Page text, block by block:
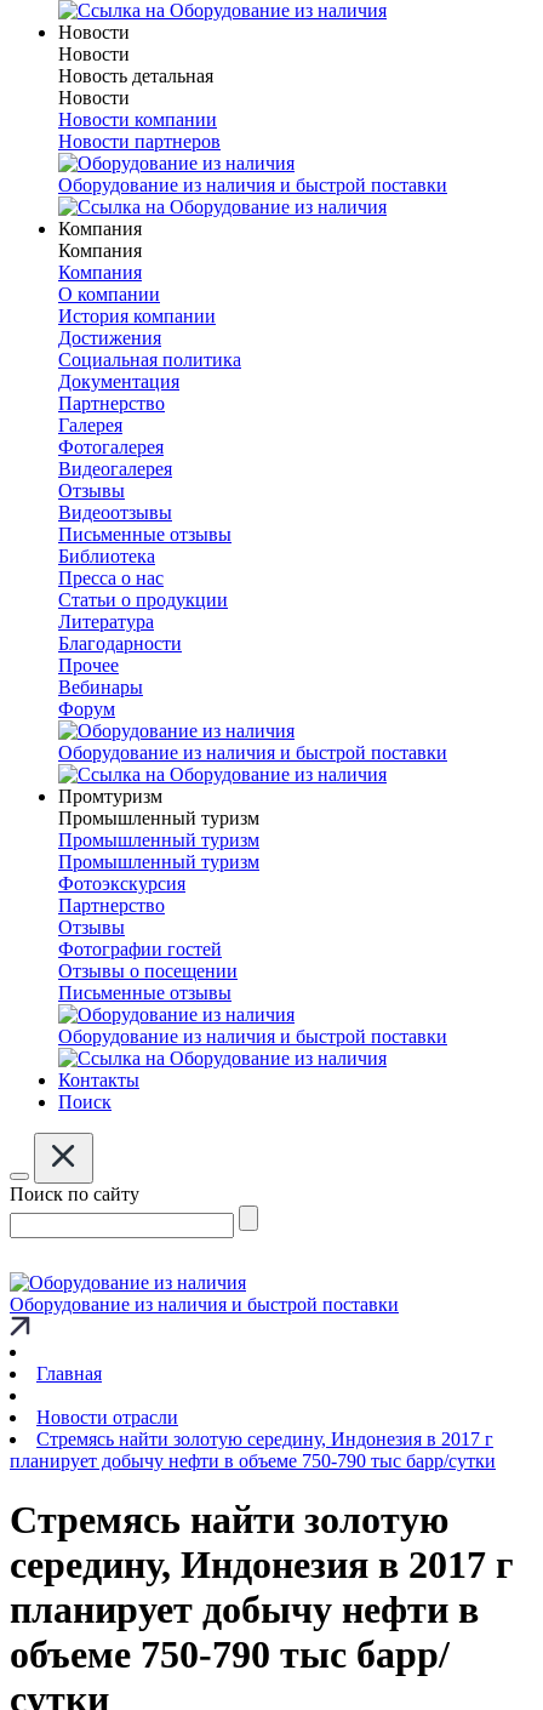
Новости
Новости
Новость детальная
Новости
Новости компании
Новости партнеров
Оборудование из наличия и быстрой поставки
Компания
Компания
Компания
О компании
История компании
Достижения
Социальная политика
Документация
Партнерство
Галерея
Фотогалерея
Видеогалерея
Отзывы
Видеоотзывы
Письменные отзывы
Библиотека
Пресса о нас
Статьи о продукции
Литература
Благодарности
Прочее
Вебинары
Форум
Оборудование из наличия и быстрой поставки
Промтуризм
Промышленный туризм
Промышленный туризм
Промышленный туризм
Фотоэкскурсия
Партнерство
Отзывы
Фотографии гостей
Отзывы о посещении
Письменные отзывы
Оборудование из наличия и быстрой поставки
Контакты
Поиск
Поиск по сайту
Оборудование из наличия и быстрой поставки
Главная
Новости отрасли
Стремясь найти золотую середину, Индонезия в 2017 г
планирует добычу нефти в объеме 750-790 тыс барр/сутки
Стремясь найти золотую
середину, Индонезия в 2017 г
планирует добычу нефти в
объеме 750-790 тыс барр/
сутки